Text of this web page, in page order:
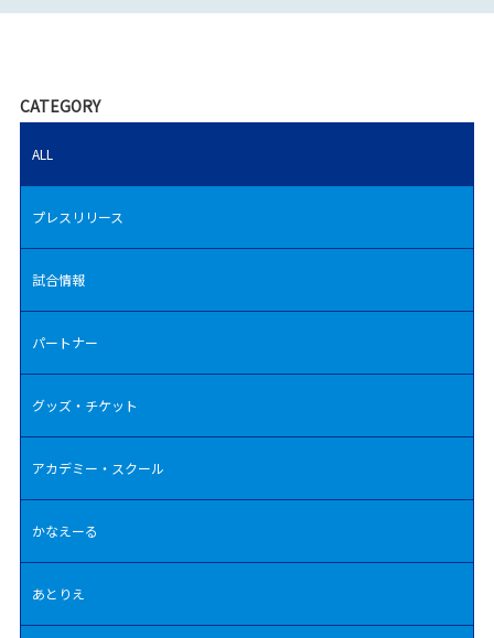
CATEGORY
ALL
プレスリリース
試合情報
パートナー
グッズ・チケット
アカデミー・スクール
かなえーる
あとりえ